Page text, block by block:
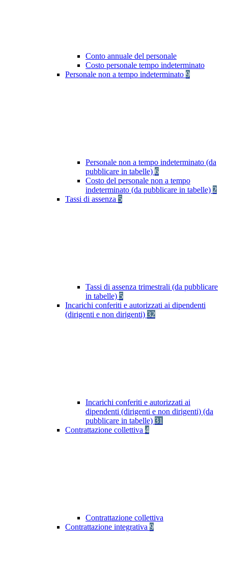
Conto annuale del personale
Costo personale tempo indeterminato
Personale non a tempo indeterminato 9
Personale non a tempo indeterminato (da
pubblicare in tabelle) 6
Costo del personale non a tempo
indeterminato (da pubblicare in tabelle) 2
Tassi di assenza 5
Tassi di assenza trimestrali (da pubblicare
in tabelle) 5
Incarichi conferiti e autorizzati ai dipendenti
(dirigenti e non dirigenti) 32
Incarichi conferiti e autorizzati ai
dipendenti (dirigenti e non dirigenti) (da
pubblicare in tabelle) 31
Contrattazione collettiva 4
Contrattazione collettiva
Contrattazione integrativa 9